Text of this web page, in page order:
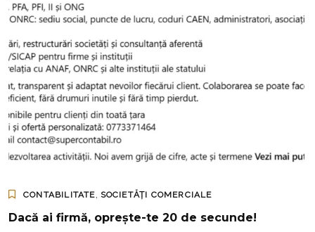
CONTABILITATE SOCIETĂȚI COMERCIALE
Dacă ai firmă, oprește-te 20 de secunde!